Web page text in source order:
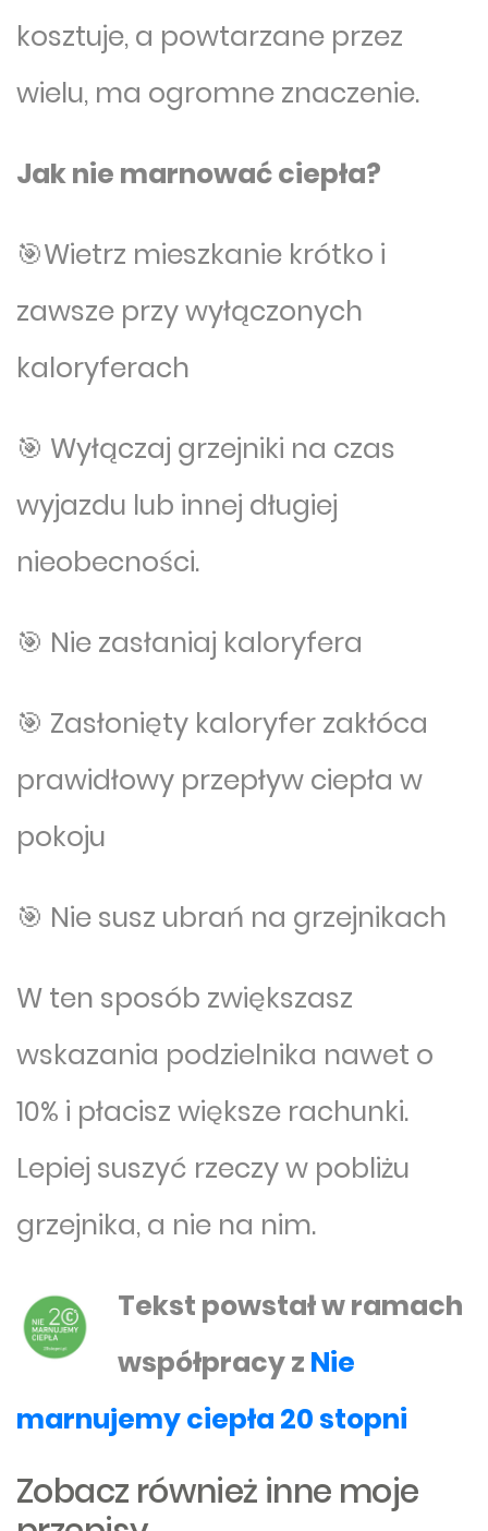
kosztuje, a powtarzane przez
wielu, ma ogromne znaczenie.
Jak nie marnować ciepła?
🎯Wietrz mieszkanie krótko i
zawsze przy wyłączonych
kaloryferach
🎯 Wyłączaj grzejniki na czas
wyjazdu lub innej długiej
nieobecności.
🎯 Nie zasłaniaj kaloryfera
🎯 Zasłonięty kaloryfer zakłóca
prawidłowy przepływ ciepła w
pokoju
🎯 Nie susz ubrań na grzejnikach
W ten sposób zwiększasz
wskazania podzielnika nawet o
10% i płacisz większe rachunki.
Lepiej suszyć rzeczy w pobliżu
grzejnika, a nie na nim.
Tekst powstał w ramach
współpracy z Nie
marnujemy ciepła 20 stopni
Zobacz również inne moje